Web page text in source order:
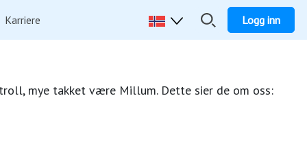
Karriere Logg inn
mye takket være Millum. Dette sier de om oss: